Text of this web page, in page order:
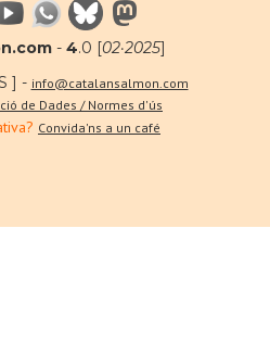
- 4.0 [02·2025]
] - info@catalansalmon.com
de Dades / Normes d'ús
Convida'ns a un café